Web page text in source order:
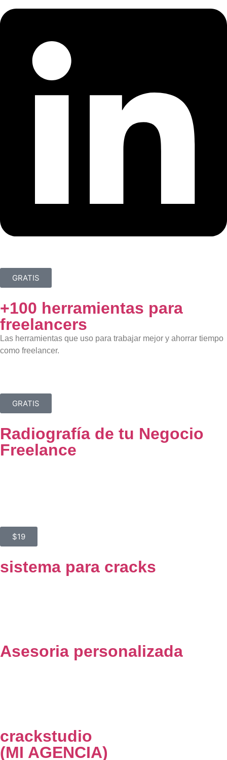
GRATIS
+100 herramientas para
freelancers
Las herramientas que uso para trabajar mejor y ahorrar tiempo
como freelancer.
GRATIS
Radiografía de tu Negocio
Freelance
$19
sistema para cracks
Asesoria personalizada
crackstudio
(MI AGENCIA)